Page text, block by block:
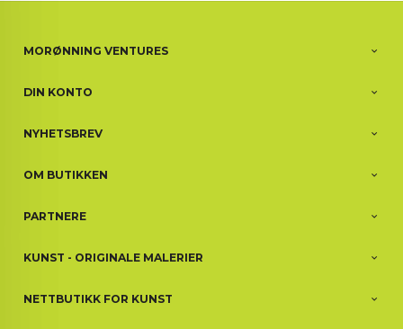
MORØNNING VENTURES
DIN KONTO
NYHETSBREV
OM BUTIKKEN
PARTNERE
KUNST - ORIGINALE MALERIER
NETTBUTIKK FOR KUNST